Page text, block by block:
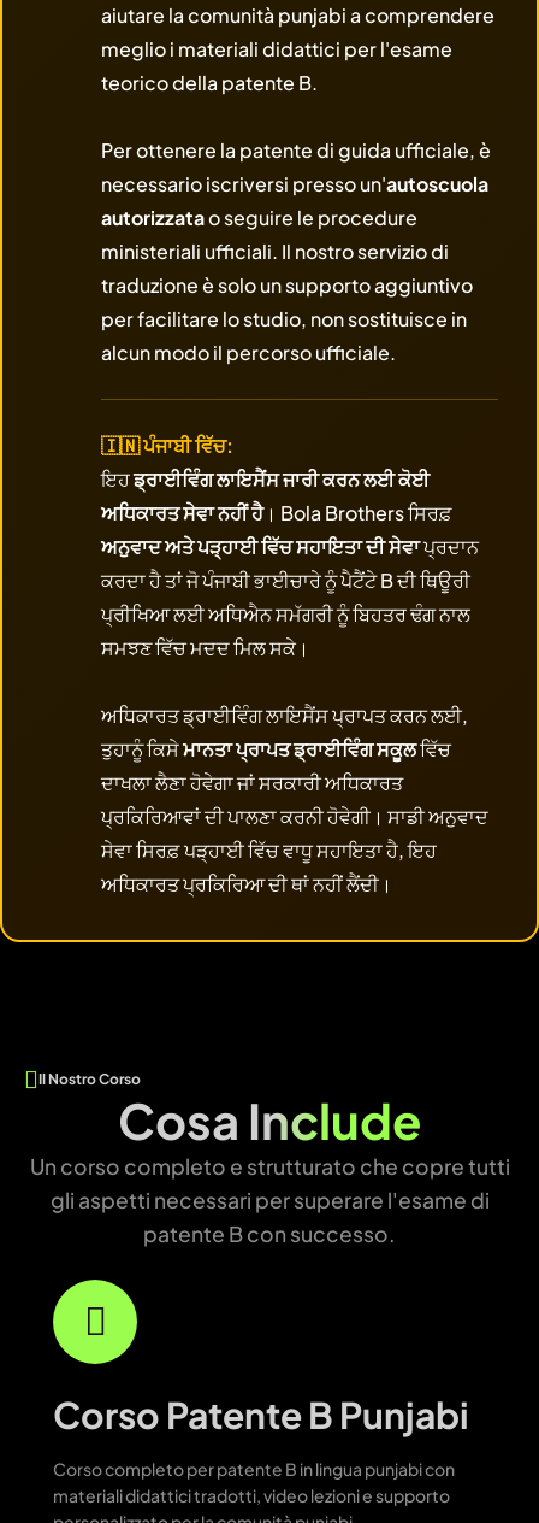
aiutare la comunità punjabi a comprendere
meglio i materiali didattici per l'esame
teorico della patente B.
Per ottenere la patente di guida ufficiale, è
necessario iscriversi presso un'autoscuola
autorizzatao seguire le procedure
ministeriali ufficiali. Il nostro servizio di
traduzione è solo un supporto aggiuntivo
per facilitare lo studio, non sostituisce in
alcun modo il percorso ufficiale.
🇮🇳 ਪੰਜਾਬੀ ਵਿੱਚ:
ਇਹਡ੍ਰਾਈਵਿੰਗ ਲਾਇਸੈਂਸ ਜਾਰੀ ਕਰਨ ਲਈ ਕੋਈ
ਅਧਿਕਾਰਤ ਸੇਵਾ ਨਹੀਂ ਹੈ। Bola Brothers ਸਿਰਫ਼
ਅਨੁਵਾਦ ਅਤੇ ਪੜ੍ਹਾਈ ਵਿੱਚ ਸਹਾਇਤਾ ਦੀ ਸੇਵਾਪ੍ਰਦਾਨ
ਕਰਦਾ ਹੈ ਤਾਂ ਜੋ ਪੰਜਾਬੀ ਭਾਈਚਾਰੇ ਨੂੰ ਪੈਟੈਂਟੇ B ਦੀ ਥਿਊਰੀ
ਪ੍ਰੀਖਿਆ ਲਈ ਅਧਿਐਨ ਸਮੱਗਰੀ ਨੂੰ ਬਿਹਤਰ ਢੰਗ ਨਾਲ
ਸਮਝਣ ਵਿੱਚ ਮਦਦ ਮਿਲ ਸਕੇ।
ਅਧਿਕਾਰਤ ਡ੍ਰਾਈਵਿੰਗ ਲਾਇਸੈਂਸ ਪ੍ਰਾਪਤ ਕਰਨ ਲਈ,
ਤੁਹਾਨੂੰ ਕਿਸੇਮਾਨਤਾ ਪ੍ਰਾਪਤ ਡ੍ਰਾਈਵਿੰਗ ਸਕੂਲਵਿੱਚ
ਦਾਖਲਾ ਲੈਣਾ ਹੋਵੇਗਾ ਜਾਂ ਸਰਕਾਰੀ ਅਧਿਕਾਰਤ
ਪ੍ਰਕਿਰਿਆਵਾਂ ਦੀ ਪਾਲਣਾ ਕਰਨੀ ਹੋਵੇਗੀ। ਸਾਡੀ ਅਨੁਵਾਦ
ਸੇਵਾ ਸਿਰਫ਼ ਪੜ੍ਹਾਈ ਵਿੱਚ ਵਾਧੂ ਸਹਾਇਤਾ ਹੈ, ਇਹ
ਅਧਿਕਾਰਤ ਪ੍ਰਕਿਰਿਆ ਦੀ ਥਾਂ ਨਹੀਂ ਲੈਂਦੀ।
Il Nostro Corso
Cosa Include
Un corso completo e strutturato che copre tutti
gli aspetti necessari per superare l'esame di
patente B con successo.
Corso Patente B Punjabi
Corso completo per patente B in lingua punjabi con
materiali didattici tradotti, video lezioni e supporto